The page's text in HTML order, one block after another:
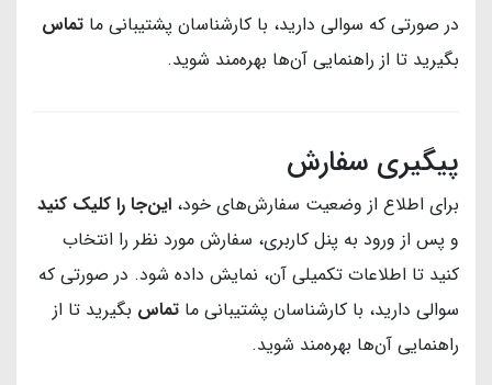
در صورتی که سوالی دارید، با کارشناسان پشتیبانی ما تماس
بگیرید تا از راهنمایی آن‌ها بهره‌مند شوید.
پیگیری سفارش
برای اطلاع از وضعیت سفارش‌های خود، این‌جا را کلیک کنید
و پس از ورود به پنل کاربری، سفارش مورد نظر را انتخاب
کنید تا اطلاعات تکمیلی آن، نمایش داده شود. در صورتی که
سوالی دارید، با کارشناسان پشتیبانی ما تماس بگیرید تا از
راهنمایی آن‌ها بهره‌مند شوید.